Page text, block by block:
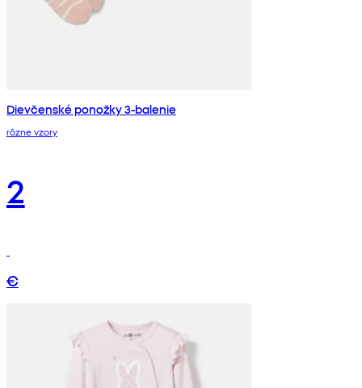
Dievčenské ponožky 3-balenie
rôzne vzory
2
€